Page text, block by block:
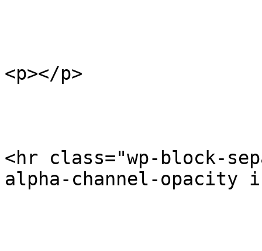
<p></p>
<hr class="wp-block-
alpha-channel-opacity